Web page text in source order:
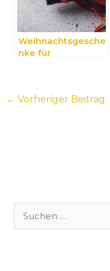
Weihnachtsgesche
nke für
← Vorheriger Beitrag